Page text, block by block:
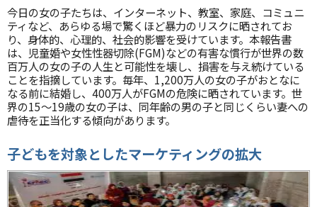
今日の女の子たちは、インターネット、教室、家庭、コミュニ
ティなど、あらゆる場で驚くほど暴力のリスクに晒されてお
り、身体的、心理的、社会的影響を受けています。本報告書
は、児童婚や女性性器切除(FGM)などの有害な慣行が世界の数
百万人の女の子の人生と可能性を壊し、損害を与え続けている
ことを指摘しています。毎年、1,200万人の女の子がおとなに
なる前に結婚し、400万人がFGMの危険に晒されています。世
界の15〜19歳の女の子は、同年齢の男の子と同じくらい妻への
虐待を正当化する傾向があります。
子どもを対象としたマーケティングの拡大